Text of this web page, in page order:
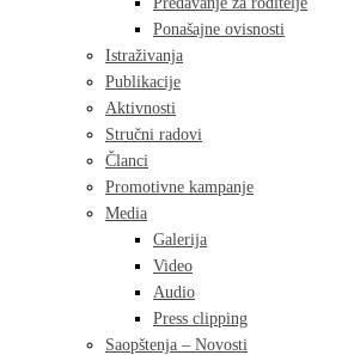
Ponašajne ovisnosti
Istraživanja
Publikacije
Aktivnosti
Stručni radovi
Članci
Promotivne kampanje
Media
Galerija
Video
Audio
Press clipping
Saopštenja – Novosti